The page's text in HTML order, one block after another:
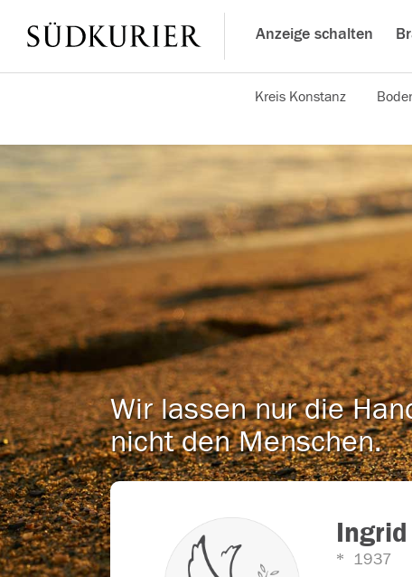
Anzeige schalten
Kreis Konstanz
Wir lassen nur die
nicht den Menschen.
1937